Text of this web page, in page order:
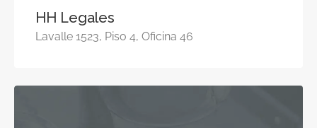
HH Legales
Lavalle 1523, Piso 4, Oficina 46